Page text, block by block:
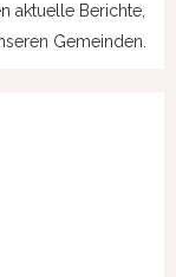
aktuelle Berichte,
Gemeinden